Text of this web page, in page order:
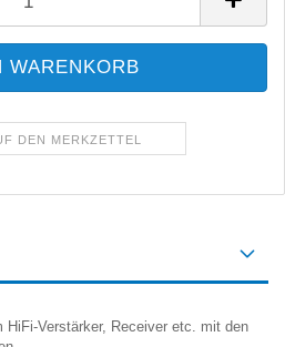
DEN MERKZETTEL
Verstärker, Receiver etc. mit den